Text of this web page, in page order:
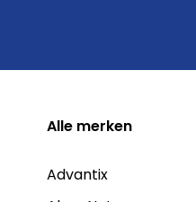
Alle merken
Advantix